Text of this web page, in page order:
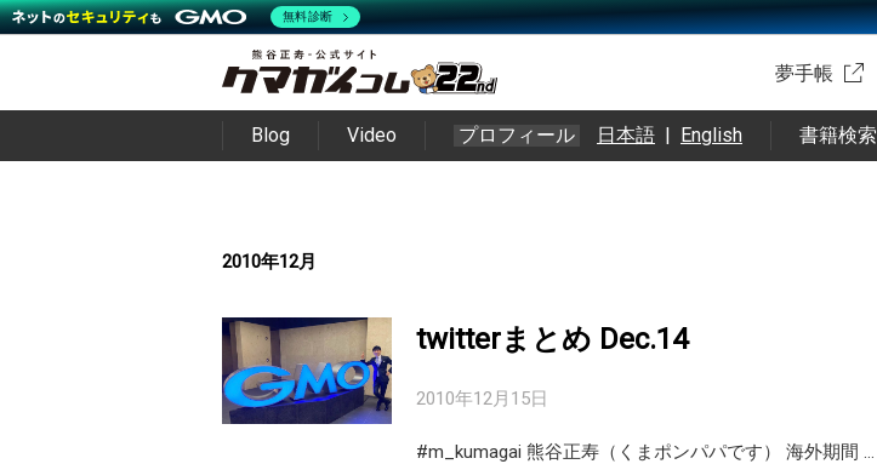
夢手帳
Blog Video プロフィール 日本語 | English 書籍検索
2010年12月
twitterまとめ Dec.14
2010年12月15日
#m_kumagai 熊谷正寿（くまポンパパです） 海外期間 …
無料診断